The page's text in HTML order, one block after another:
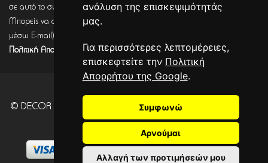
ανάλυση της επισκεψιμότητάς
μας.
Για περισσότερες λεπτομέρειες,
επισκεφτείτε την Πολιτική
Απορρήτου της Google.
Συμφωνώ
Αρνούμαι
Αλλαγή των προτιμήσεών μου
σε αυτό το σύνδεσμο, η εγγραφή θα έχει ολοκληρωθεί.
Μπορείς να αποσύρεις τη συναίνεση (για να λαμβάνεις πληροφορίες
μέσω E-mail) οποιαδήποτε στιγμή σύμφωνα με όσα καθορίζονται στην
Πολιτική Απορρήτου.
© DECOR SEASONS - Development - Powered by
I.S.. CITYCART 2026